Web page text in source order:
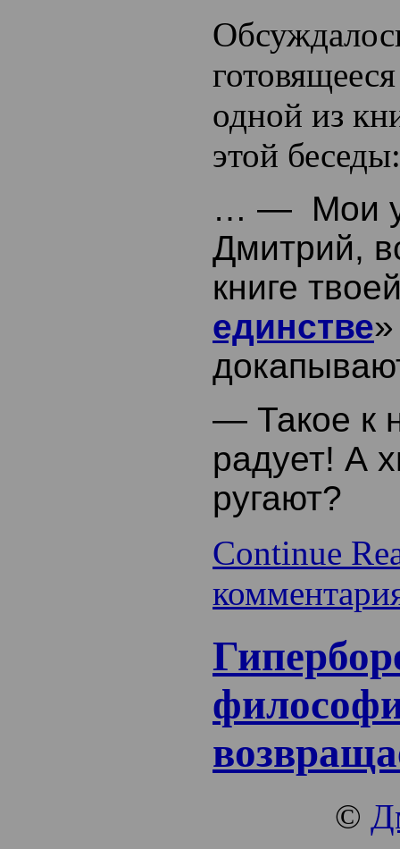
одной из
этой беседы:
… — Мои
Дмитрий,
книге
единстве»
— Такое к
радует! А
ругают?
Continue
©